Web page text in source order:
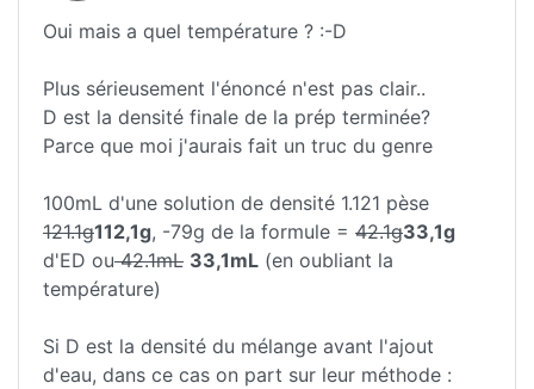
Oui mais a quel température ? :-D
Plus sérieusement l'énoncé n'est pas clair..
D est la densité finale de la prép terminée?
Parce que moi j'aurais fait un truc du genre
100mL d'une solution de densité 1.121 pèse
121.1g112,1g, -79g de la formule = 42.1g33,1g
d'ED ou42.1mL 33,1mL (en oubliant la
température)
Si D est la densité du mélange avant l'ajout
d'eau, dans ce cas on part sur leur méthode :